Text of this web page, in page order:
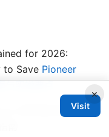
for 2026:
to Save Pioneer
与实操要点
使用者必學的
南
×
Visit